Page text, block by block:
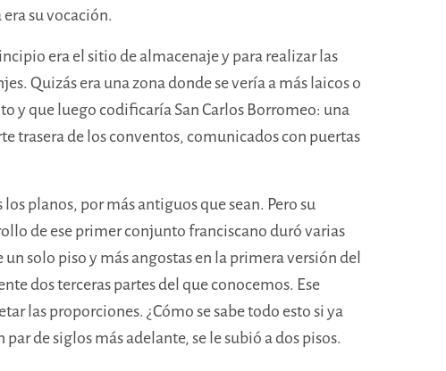
su vocación.
era el sitio de almacenaje y para realizar las
Quizás era una zona donde se vería a más laicos o
y que luego codificaría San Carlos Borromeo: una
trasera de los conventos, comunicados con puertas
planos, por más antiguos que sean. Pero su
de ese primer conjunto franciscano duró varias
solo piso y más angostas en la primera versión del
dos terceras partes del que conocemos. Ese
las proporciones. ¿Cómo se sabe todo esto si ya
de siglos más adelante, se le subió a dos pisos.